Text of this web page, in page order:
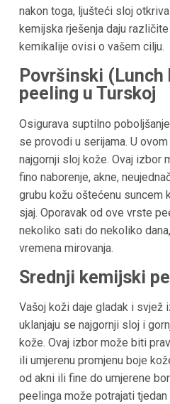
nakon toga, ljušteći sloj
kemijska rješenja daju
kemikalije ovisi o vašem cilju.
Površinski
peeling u Turskoj
Osigurava suptilno
se provodi u serijama. U
najgornji sloj kože. Ovaj izbor
fino naborenje, akne,
grubu kožu oštećenu suncem
sjaj. Oporavak od ove vrste
nekoliko sati do nekoliko
vremena mirovanja.
Srednji kemijski
Vašoj koži daje gladak i svjež
uklanjaju se najgornji sloj i
kože. Ovaj izbor može biti
ili umjerenu promjenu boje
od akni ili fine do umjerene
peelinga može potrajati